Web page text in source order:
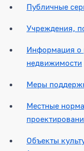
Публичные
Учреждения,
Информация о
недвижимости
Меры
Местные
Объекты